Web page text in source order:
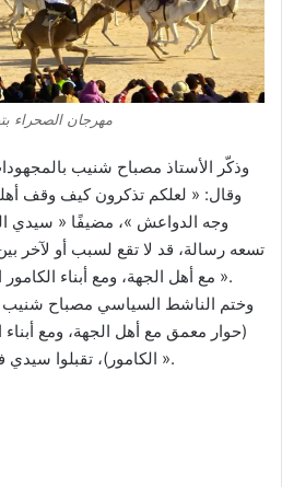
مهرجان الصحراء
وذكّر الأستاذ مصباح شنيب
وقال: « لعلكم تذكرون كيف وقف
وجه الدواعش »، مضيفًا « سيدي
تسعه رسالة، قد لا تقع لسبب أو لآخر
مع أهل الجهة، ومع أبناء الكامور المنتفضين منذ واقعة الكامور ».
وختم الناشط السياسي مصباح شنيب
(حوار معمق مع أهل الجهة، ومع أبناء
الكامور)، تقبلوا سيدي فائق تقديري وعميق احترامي ».